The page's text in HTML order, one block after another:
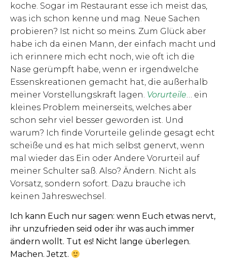
koche. Sogar im Restaurant esse ich meist das,
was ich schon kenne und mag. Neue Sachen
probieren? Ist nicht so meins. Zum Glück aber
habe ich da einen Mann, der einfach macht und
ich erinnere mich echt noch, wie oft ich die
Nase gerümpft habe, wenn er irgendwelche
Essenskreationen gemacht hat, die außerhalb
meiner Vorstellungskraft lagen. Vorurteile … ein
kleines Problem meinerseits, welches aber
schon sehr viel besser geworden ist. Und
warum? Ich finde Vorurteile gelinde gesagt echt
scheiße und es hat mich selbst genervt, wenn
mal wieder das Ein oder Andere Vorurteil auf
meiner Schulter saß. Also? Ändern. Nicht als
Vorsatz, sondern sofort. Dazu brauche ich
keinen Jahreswechsel.
Ich kann Euch nur sagen: wenn Euch etwas nervt,
ihr unzufrieden seid oder ihr was auch immer
ändern wollt. Tut es! Nicht lange überlegen.
Machen. Jetzt.